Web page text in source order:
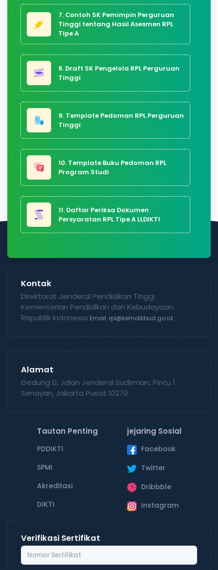
7. Contoh SK Pemimpin Perguruan
Tinggi tentang Hasil Asesmen RPL
Tipe A
8. Draft SK Pengelola RPL Perguruan
Tinggi
9. Template Pedoman RPL Perguruan
Tinggi
10. Template Buku Pedoman RPL
Program Studi
11. Daftar Periksa Dokumen
Persyaratan RPL Tipe A LLDIKTI
Kontak
Direktorat Jenderal Pendidikan Tinggi
Kementerian Pendidikan dan Kebudayaan
Republik Indonesia Email: rpl@kemdikbud.go.id
Alamat
Gedung D, Jalan Jenderal Sudirman, Pintu 1
Senayan, Jakarta Pusat 10270
Tautan Penting
PDDIKTI
SPMI
Akreditasi
DIKTI
jejaring Sosial
Facebook
Twitter
Dribbble
Instagram
Verifikasi Sertifikat